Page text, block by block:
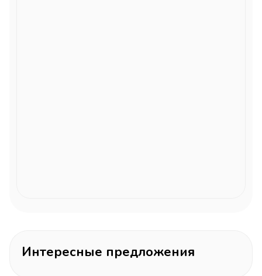
Интересные предложения